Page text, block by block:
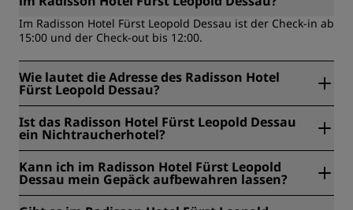
Im Radisson Hotel Fürst Leopold Dessau ist der Check-in ab
15:00 und der Check-out bis 12:00.
Wie lautet die Adresse des Radisson Hotel
Fürst Leopold Dessau?
unter der Adresse Friedensplatz 1, Dessau, Deutschland.
Ist das Radisson Hotel Fürst Leopold Dessau
ein Nichtraucherhotel?
rauchfreies Hotel.
Kann ich im Radisson Hotel Fürst Leopold
Dessau mein Gepäck aufbewahren lassen?